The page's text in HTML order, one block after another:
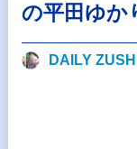
の平田ゆか
DAILY